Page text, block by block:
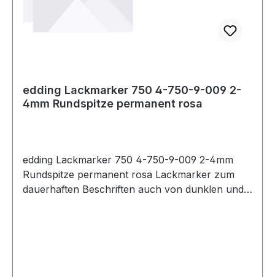
edding Lackmarker 750 4-750-9-009 2-
4mm Rundspitze permanent rosa
edding Lackmarker 750 4-750-9-009 2-4mm
Rundspitze permanent rosa Lackmarker zum
dauerhaften Beschriften auch von dunklen und